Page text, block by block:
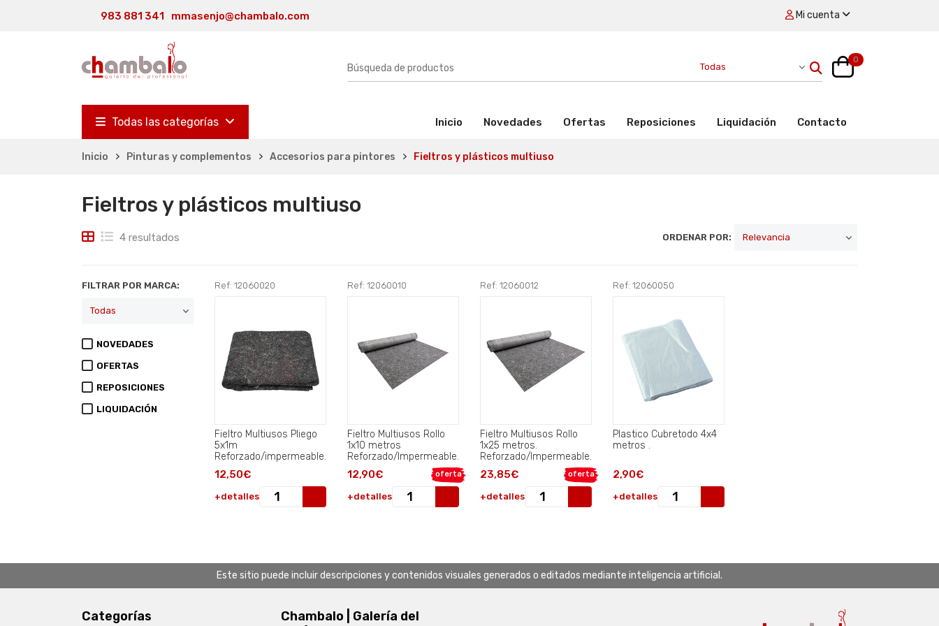
983 881 341 mmasenjo@chambalo.com Mi cuenta
0
Todas las categorías Inicio (activo)Novedades Ofertas Reposiciones Liquidación Contacto
Inicio Pinturas y complementos Accesorios para pintores Fieltros y plásticos multiuso
Fieltros y plásticos multiuso
4 resultados ORDENAR POR:
FILTRAR POR MARCA:
NOVEDADES
OFERTAS
REPOSICIONES
LIQUIDACIÓN
Ref: 12060020
Fieltro Multiusos Pliego
5x1m
Reforzado/impermeable.
12,50€
+detalles
Ref: 12060010
Fieltro Multiusos Rollo
1x10 metros
Reforzado/Impermeable..
oferta
12,90€
+detalles
Ref: 12060012
Fieltro Multiusos Rollo
1x25 metros.
Reforzado/Impermeable.
oferta
23,85€
+detalles
Ref: 12060050
Plastico Cubretodo 4x4
metros .
2,90€
+detalles
Este sitio puede incluir descripciones y contenidos visuales generados o editados mediante inteligencia artificial.
Categorías
Chambalo | Galería del